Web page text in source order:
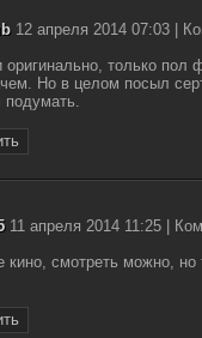
12 апреля 2014 07:03 |
оригинально, только пол
Но в целом посыл
подумать.
11 апреля 2014 11:25 |
кино, смотреть можно, но